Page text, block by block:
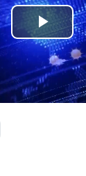
Play